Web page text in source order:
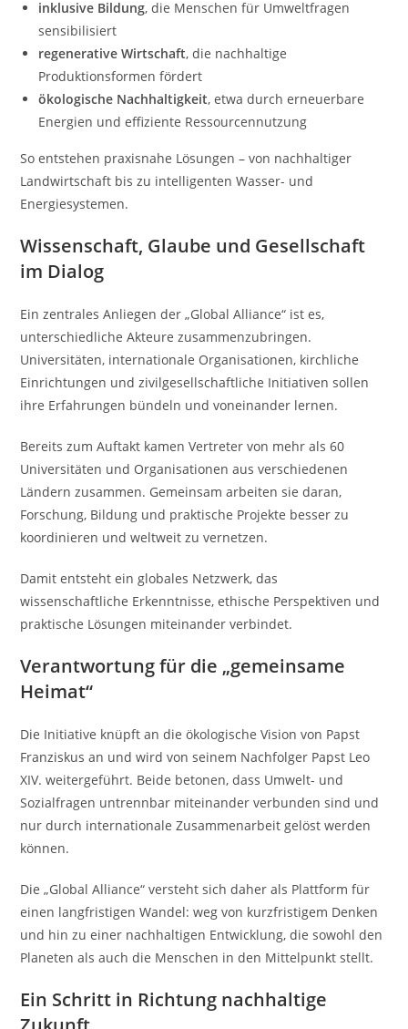
inklusive Bildung, die Menschen für Umweltfragen
sensibilisiert
regenerative Wirtschaft, die nachhaltige
Produktionsformen fördert
ökologische Nachhaltigkeit, etwa durch erneuerbare
Energien und effiziente Ressourcennutzung
So entstehen praxisnahe Lösungen – von nachhaltiger
Landwirtschaft bis zu intelligenten Wasser- und
Energiesystemen.
Wissenschaft, Glaube und Gesellschaft
im Dialog
Ein zentrales Anliegen der „Global Alliance“ ist es,
unterschiedliche Akteure zusammenzubringen.
Universitäten, internationale Organisationen, kirchliche
Einrichtungen und zivilgesellschaftliche Initiativen sollen
ihre Erfahrungen bündeln und voneinander lernen.
Bereits zum Auftakt kamen Vertreter von mehr als 60
Universitäten und Organisationen aus verschiedenen
Ländern zusammen. Gemeinsam arbeiten sie daran,
Forschung, Bildung und praktische Projekte besser zu
koordinieren und weltweit zu vernetzen.
Damit entsteht ein globales Netzwerk, das
wissenschaftliche Erkenntnisse, ethische Perspektiven und
praktische Lösungen miteinander verbindet.
Verantwortung für die „gemeinsame
Heimat“
Die Initiative knüpft an die ökologische Vision von Papst
Franziskus an und wird von seinem Nachfolger Papst Leo
XIV. weitergeführt. Beide betonen, dass Umwelt- und
Sozialfragen untrennbar miteinander verbunden sind und
nur durch internationale Zusammenarbeit gelöst werden
können.
Die „Global Alliance“ versteht sich daher als Plattform für
einen langfristigen Wandel: weg von kurzfristigem Denken
und hin zu einer nachhaltigen Entwicklung, die sowohl den
Planeten als auch die Menschen in den Mittelpunkt stellt.
Ein Schritt in Richtung nachhaltige